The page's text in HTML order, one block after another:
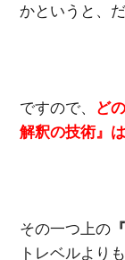
かというと、
ですので、 ど
解釈の技術』
その一つ上の
トレベルより